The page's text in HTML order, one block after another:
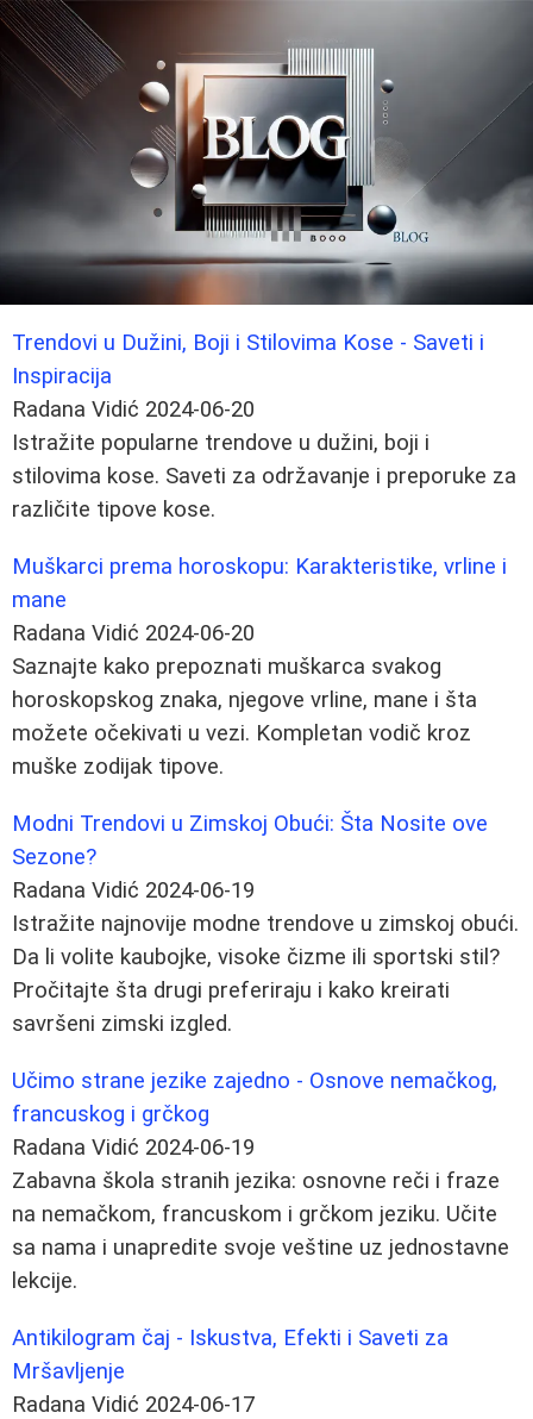
Trendovi u Dužini, Boji i Stilovima Kose - Saveti i
Inspiracija
Radana Vidić 2024-06-20
Istražite popularne trendove u dužini, boji i
stilovima kose. Saveti za održavanje i preporuke za
različite tipove kose.
Muškarci prema horoskopu: Karakteristike, vrline i
mane
Radana Vidić 2024-06-20
Saznajte kako prepoznati muškarca svakog
horoskopskog znaka, njegove vrline, mane i šta
možete očekivati u vezi. Kompletan vodič kroz
muške zodijak tipove.
Modni Trendovi u Zimskoj Obući: Šta Nosite ove
Sezone?
Radana Vidić 2024-06-19
Istražite najnovije modne trendove u zimskoj obući.
Da li volite kaubojke, visoke čizme ili sportski stil?
Pročitajte šta drugi preferiraju i kako kreirati
savršeni zimski izgled.
Učimo strane jezike zajedno - Osnove nemačkog,
francuskog i grčkog
Radana Vidić 2024-06-19
Zabavna škola stranih jezika: osnovne reči i fraze
na nemačkom, francuskom i grčkom jeziku. Učite
sa nama i unapredite svoje veštine uz jednostavne
lekcije.
Antikilogram čaj - Iskustva, Efekti i Saveti za
Mršavljenje
Radana Vidić 2024-06-17